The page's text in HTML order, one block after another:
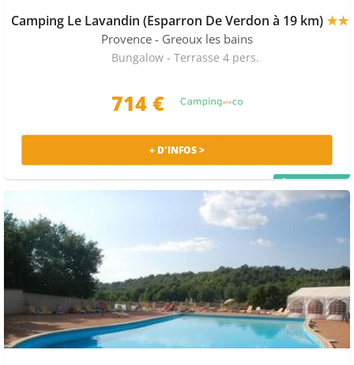
Camping Le Lavandin (Esparron De Verdon à 19 km)
Provence - Greoux les bains
Bungalow - Terrasse 4 pers.
714 €
+ D'INFOS >